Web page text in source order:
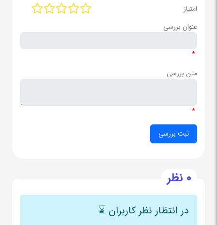
امتیاز
عنوان بررسی
*
متن بررسی
*
0 نظر
در انتظار نظر کاربران ⌛